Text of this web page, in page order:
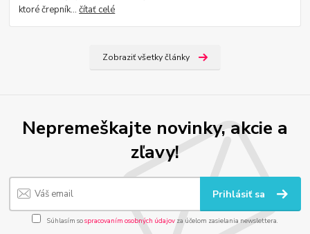
ktoré črepník...čítať celé
Zobraziť všetky články
Nepremeškajte novinky, akcie a
zľavy!
Prihlásiť sa
Súhlasím sospracovaním osobných údajov za účelom zasielania newslettera.